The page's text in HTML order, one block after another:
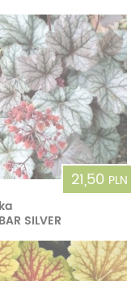
21,50 PLN
SILVER